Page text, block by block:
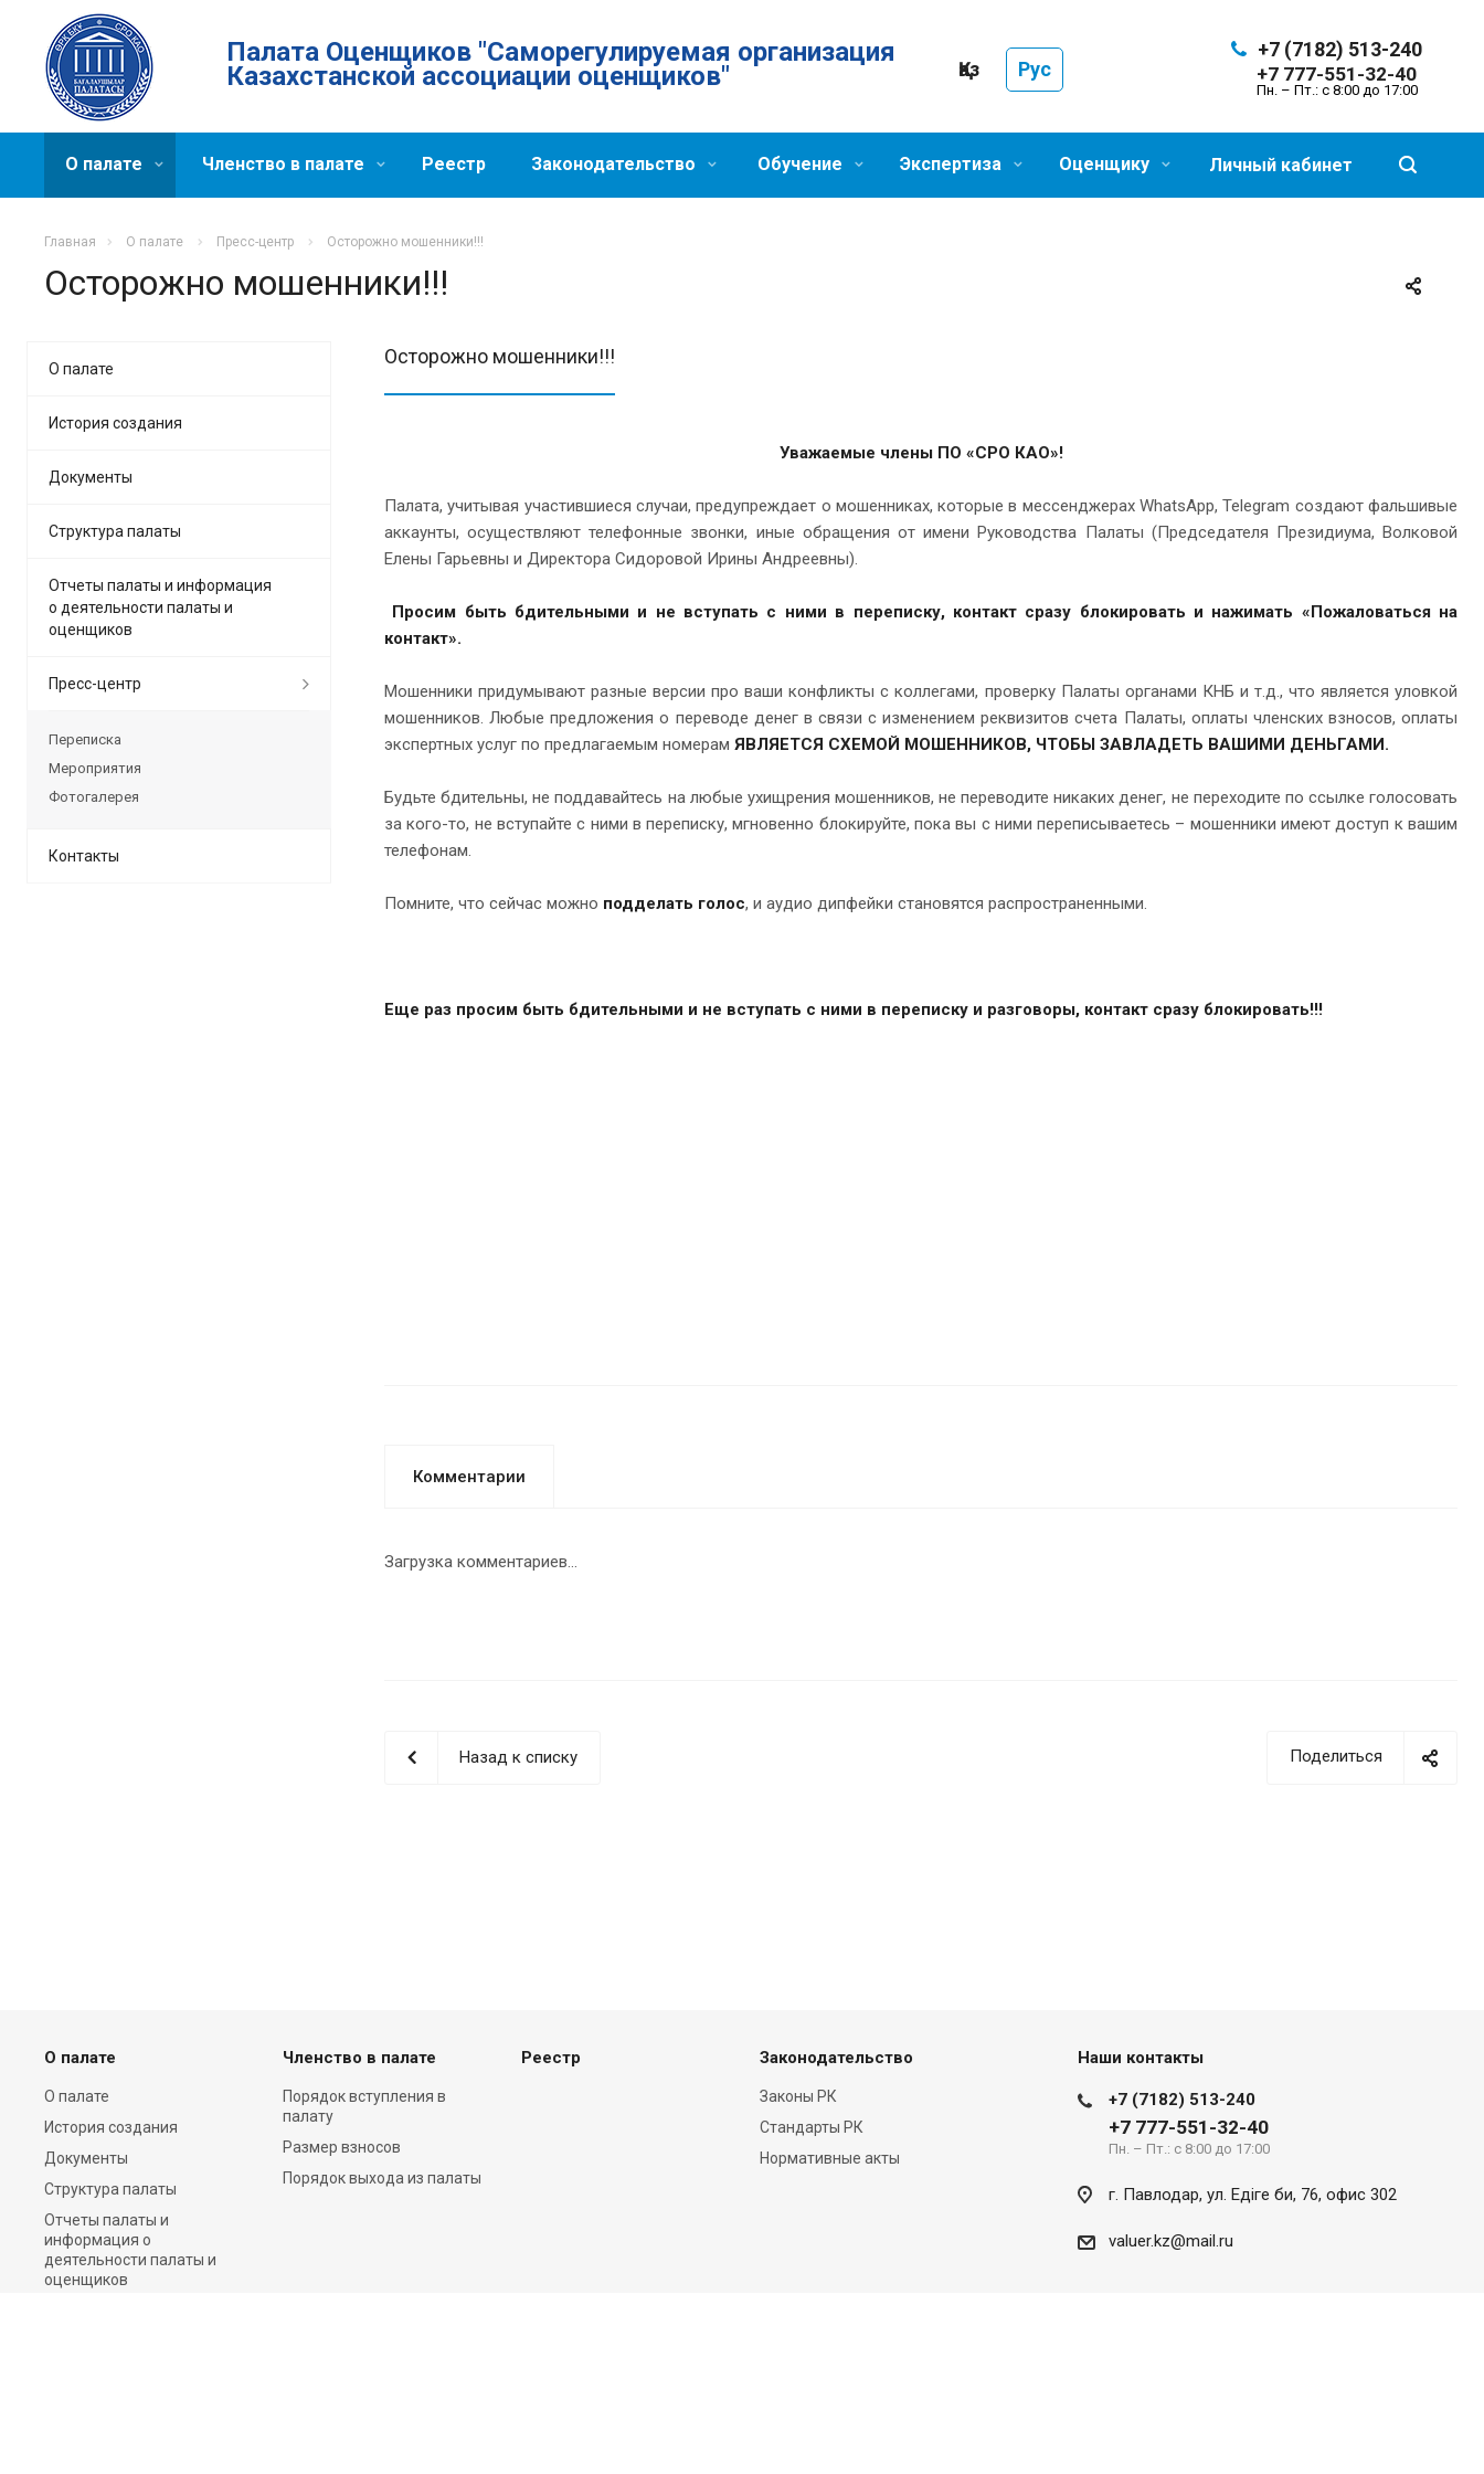
Палата Оценщиков "Саморегулируемая организация
Казахстанской ассоциации оценщиков" Қаз Рус
+7 (7182) 513-240
+7 777-551-32-40
Пн. – Пт.: с 8:00 до 17:00
Личный кабинет
О палате Членство в палате Реестр Законодательство Обучение Экспертиза Оценщику
Главная О палате Пресс-центр Осторожно мошенники!!!
Осторожно мошенники!!!
Осторожно мошенники!!!
Уважаемые члены ПО «СРО КАО»!
Палата, учитывая участившиеся случаи, предупреждает о мошенниках, которые в мессенджерах WhatsApp, Telegram создают фальшивые
аккаунты, осуществляют телефонные звонки, иные обращения от имени Руководства Палаты (Председателя Президиума, Волковой
Елены Гарьевны и Директора Сидоровой Ирины Андреевны).
Просим быть бдительными и не вступать с ними в переписку, контакт сразу блокировать и нажимать «Пожаловаться на
контакт».
Мошенники придумывают разные версии про ваши конфликты с коллегами, проверку Палаты органами КНБ и т.д., что является уловкой
мошенников. Любые предложения о переводе денег в связи с изменением реквизитов счета Палаты, оплаты членских взносов, оплаты
экспертных услуг по предлагаемым номерам ЯВЛЯЕТСЯ СХЕМОЙ МОШЕННИКОВ, ЧТОБЫ ЗАВЛАДЕТЬ ВАШИМИ ДЕНЬГАМИ.
Будьте бдительны, не поддавайтесь на любые ухищрения мошенников, не переводите никаких денег, не переходите по ссылке голосовать
за кого-то, не вступайте с ними в переписку, мгновенно блокируйте, пока вы с ними переписываетесь – мошенники имеют доступ к вашим
телефонам.
Помните, что сейчас можно подделать голос, и аудио дипфейки становятся распространенными.
Еще раз просим быть бдительными и не вступать с ними в переписку и разговоры, контакт сразу блокировать!!!
Комментарии
Загрузка комментариев...
Поделиться
Назад к списку
О палате
История создания
Документы
Структура палаты
Отчеты палаты и информация
о деятельности палаты и
оценщиков
Пресс-центр
Переписка
Мероприятия
Фотогалерея
Контакты
О палате
О палате
История создания
Документы
Структура палаты
Отчеты палаты и
информация о
деятельности палаты и
оценщиков
Членство в палате
Порядок вступления в
палату
Размер взносов
Порядок выхода из палаты
Реестр Законодательство
Законы РК
Стандарты РК
Нормативные акты
Наши контакты
+7 (7182) 513-240
+7 777-551-32-40
Пн. – Пт.: с 8:00 до 17:00
г. Павлодар, ул. Eдіге би, 76, офис 302
valuer.kz@mail.ru